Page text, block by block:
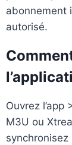
abonnement
autorisé.
Ouvrez
M3U ou
synchronisez